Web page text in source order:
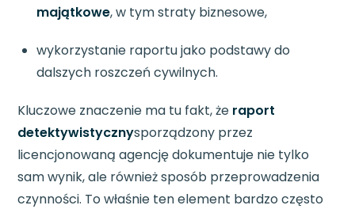
majątkowe, w tym straty biznesowe,
wykorzystanie raportu jako podstawy do
dalszych roszczeń cywilnych.
Kluczowe znaczenie ma tu fakt, że raport
detektywistycznysporządzony przez
licencjonowaną agencję dokumentuje nie tylko
sam wynik, ale również sposób przeprowadzenia
czynności. To właśnie ten element bardzo często